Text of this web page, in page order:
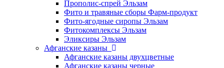
Прополис-спрей Эльзам
Фито и травяные сборы Фарм-продукт
Фито-ягодные сиропы Эльзам
Фитокомплексы Эльзам
Эликсиры Эльзам
Афганские казаны
Афганские казаны двухцветные
Афганские казаны черные